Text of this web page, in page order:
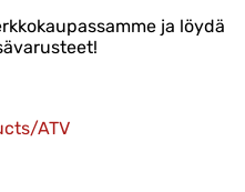
ja löydä
ATV